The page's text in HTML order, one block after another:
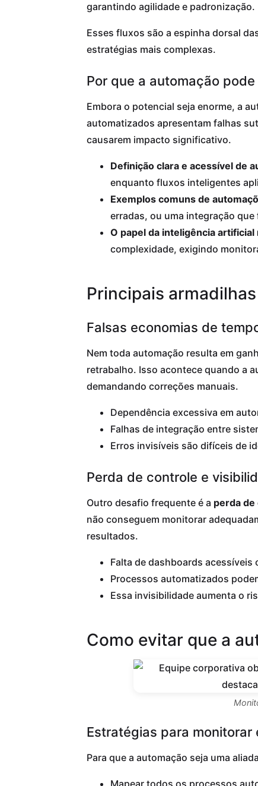
garantindo agilidade e padronização.
Esses fluxos são a espinha dorsal
estratégias mais complexas.
Por que a automação
Embora o potencial seja enorme, a
automatizados apresentam falhas
causarem impacto significativo.
Definição clara e acessível de
enquanto fluxos inteligentes
Exemplos comuns de
erradas, ou uma integração
O papel da inteligência
complexidade, exigindo
Principais
Falsas economias de
Nem toda automação resulta em
retrabalho. Isso acontece quando a
demandando correções manuais.
Dependência excessiva em
Falhas de integração entre
Erros invisíveis são difíceis de
Perda de controle e
Outro desafio frequente é a perda
não conseguem monitorar
resultados.
Falta de dashboards
Processos automatizados
Essa invisibilidade aumenta o
Como evitar que a
Estratégias para
Para que a automação seja uma